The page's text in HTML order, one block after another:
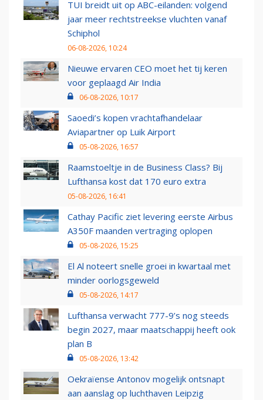
TUI breidt uit op ABC-eilanden: volgend
jaar meer rechtstreekse vluchten vanaf
Schiphol
06-08-2026, 10:24
Nieuwe ervaren CEO moet het tij keren
voor geplaagd Air India
06-08-2026, 10:17
Saoedi’s kopen vrachtafhandelaar
Aviapartner op Luik Airport
05-08-2026, 16:57
Raamstoeltje in de Business Class? Bij
Lufthansa kost dat 170 euro extra
05-08-2026, 16:41
Cathay Pacific ziet levering eerste Airbus
A350F maanden vertraging oplopen
05-08-2026, 15:25
El Al noteert snelle groei in kwartaal met
minder oorlogsgeweld
05-08-2026, 14:17
Lufthansa verwacht 777-9’s nog steeds
begin 2027, maar maatschappij heeft ook
plan B
05-08-2026, 13:42
Oekraïense Antonov mogelijk ontsnapt
aan aanslag op luchthaven Leipzig